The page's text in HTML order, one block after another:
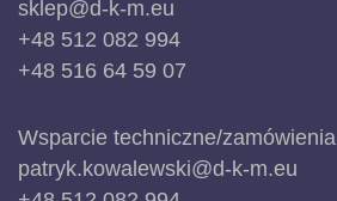
sklep@d-k-m.eu
+48 512 082 994
+48 516 64 59 07
Wsparcie techniczne/zamówienia
patryk.kowalewski@d-k-m.eu